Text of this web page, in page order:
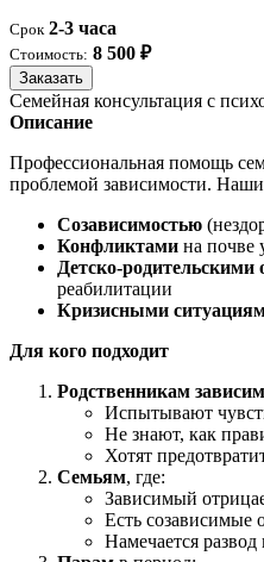
Срок 2-3 часа
Стоимость: 8 500 ₽
Заказать
Семейная консультация с
Описание
Профессиональная помощь
проблемой зависимости.
Созависимостью
Конфликтами на почве
Детско-
реабилитации
Кризисными
Для кого подходит
Родственникам
Испытывают
Не знают, как
Хотят
Семьям, где:
Зависимый
Есть созависимые
Намечается развод